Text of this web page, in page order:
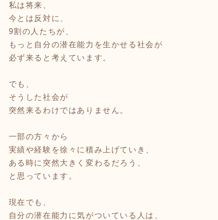
私は将来、
今とは反対に、
9割の人たちが、
もっと自分の潜在能力を生かせる社会が
必ず来ると考えています。
でも、
そうした社会が
突然来るわけではありません。
一部の方々から
実績や経験を徐々に積み上げていき、
ある時に突然大きく変わるだろう、
と思っています。
現在でも、
自分の潜在能力に気がついている人は、